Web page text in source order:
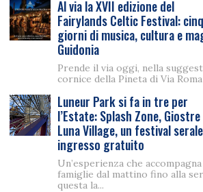
Al via la XVII edizione del
Fairylands Celtic Festival:
giorni di musica, cultura e
Guidonia
Prende il via oggi, nella
cornice della Pineta di Via Roma
Luneur Park si fa in tre per
l’Estate: Splash Zone,
Luna Village, un festival
ingresso gratuito
Un’esperienza che
famiglie dal mattino fino alla
questa la...